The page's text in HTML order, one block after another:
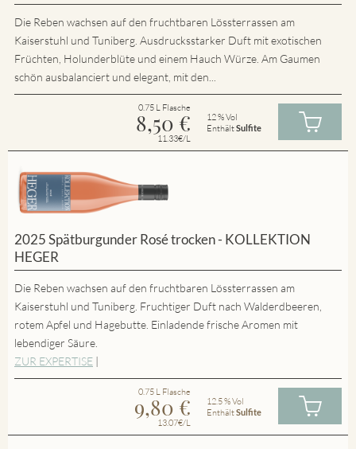
Die Reben wachsen auf den fruchtbaren Lössterrassen am
Kaiserstuhl und Tuniberg. Ausdrucksstarker Duft mit exotischen
Früchten, Holunderblüte und einem Hauch Würze. Am Gaumen
schön ausbalanciert und elegant, mit den...
0.75 L Flasche
8,50 €
11.33€/L
12 % Vol
EnthältSulfite
2025 Spätburgunder Rosé trocken - KOLLEKTION
HEGER
Die Reben wachsen auf den fruchtbaren Lössterrassen am
Kaiserstuhl und Tuniberg. Fruchtiger Duft nach Walderdbeeren,
rotem Apfel und Hagebutte. Einladende frische Aromen mit
lebendiger Säure.
ZUR EXPERTISE |
0.75 L Flasche
9,80 €
13.07€/L
12.5 % Vol
EnthältSulfite